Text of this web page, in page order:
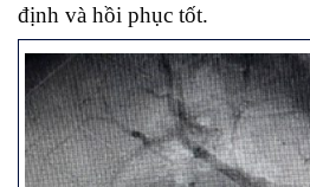
định và hồi phục tốt.